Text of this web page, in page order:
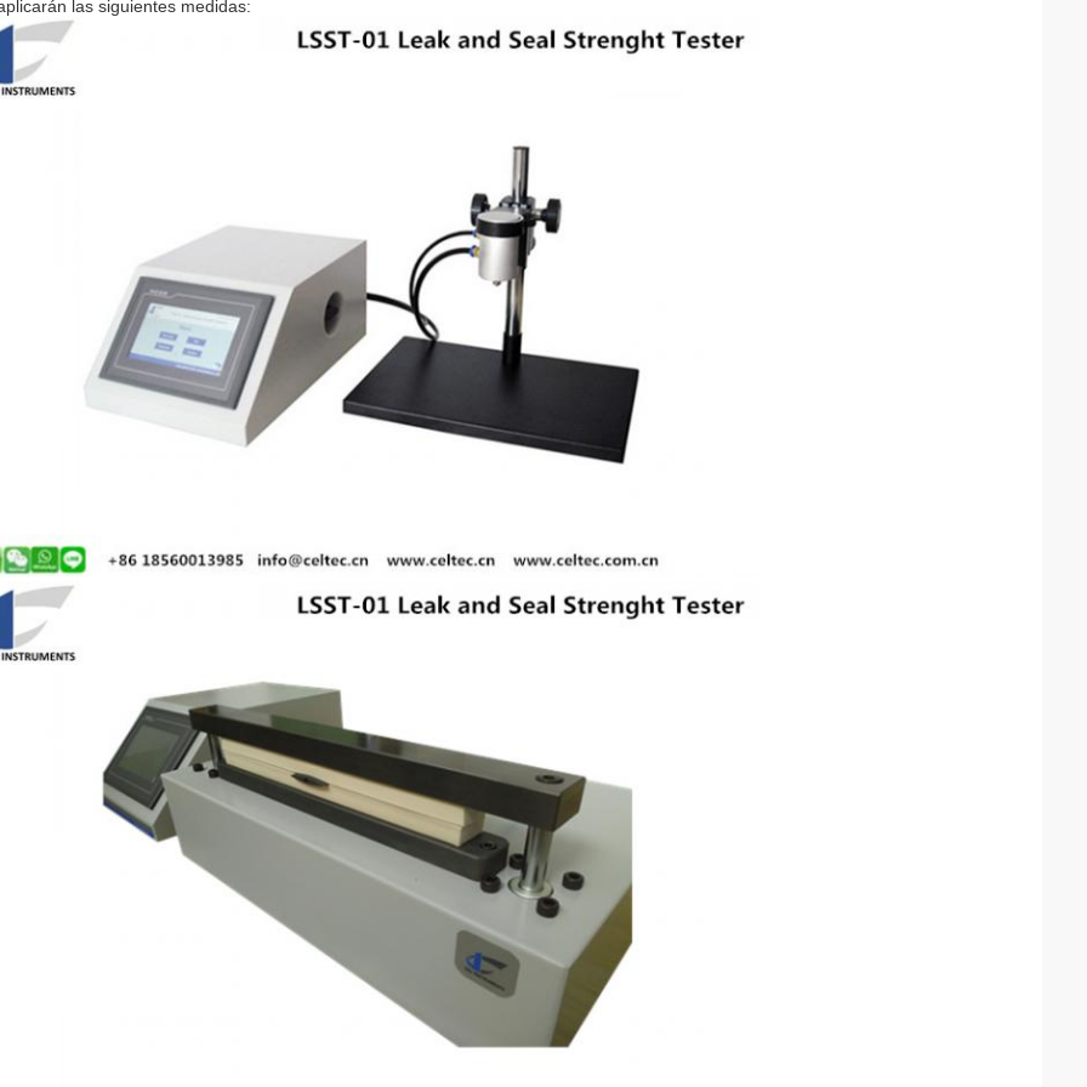
las siguientes medidas: